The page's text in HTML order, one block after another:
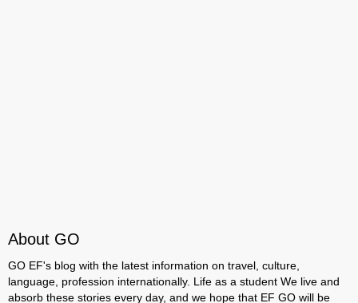
About GO
GO EF's blog with the latest information on travel, culture,
language, profession internationally. Life as a student We live and
absorb these stories every day, and we hope that EF GO will be